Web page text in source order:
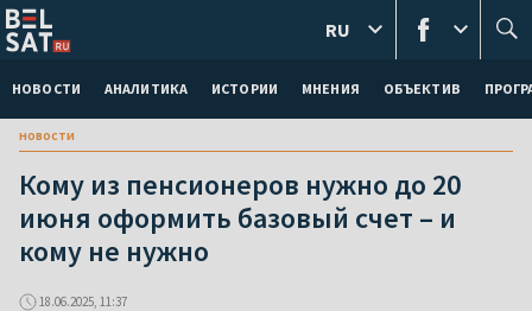
НОВОСТИ АНАЛИТИКА ИСТОРИИ МНЕНИЯ ОБЪЕКТИВ
RU
новости
Кому из пенсионеров нужно до 20
июня оформить базовый счет – и
кому не нужно
18.06.2025, 11:37